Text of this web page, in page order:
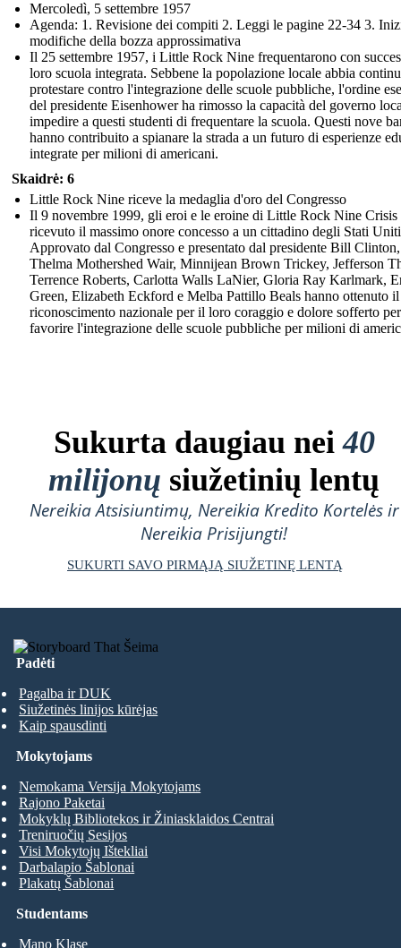
Mercoledì, 5 settembre 1957
Agenda: 1. Revisione dei compiti 2. Leggi le pagine 22-34 3.
modifiche della bozza approssimativa
Il 25 settembre 1957, i Little Rock Nine frequentarono con
loro scuola integrata. Sebbene la popolazione locale abbia
protestare contro l'integrazione delle scuole pubbliche, l'ordine
del presidente Eisenhower ha rimosso la capacità del governo
impedire a questi studenti di frequentare la scuola. Questi nove
hanno contribuito a spianare la strada a un futuro di esperienze
integrate per milioni di americani.
Skaidrė: 6
Little Rock Nine riceve la medaglia d'oro del Congresso
Il 9 novembre 1999, gli eroi e le eroine di Little Rock Nine Crisis
ricevuto il massimo onore concesso a un cittadino degli Stati
Approvato dal Congresso e presentato dal presidente Bill Clinton,
Thelma Mothershed Wair, Minnijean Brown Trickey, Jefferson
Terrence Roberts, Carlotta Walls LaNier, Gloria Ray Karlmark,
Green, Elizabeth Eckford e Melba Pattillo Beals hanno ottenuto il
riconoscimento nazionale per il loro coraggio e dolore sofferto per
favorire l'integrazione delle scuole pubbliche per milioni di
Sukurta daugiau nei40
milijonų siužetinių lentų
Nereikia Atsisiuntimų, Nereikia Kredito Kortelės ir
Nereikia Prisijungti!
SUKURTI SAVO PIRMĄJĄ SIUŽETINĘ LENTĄ
Padėti
Pagalba ir DUK
Siužetinės linijos kūrėjas
Kaip spausdinti
Studentams
Mano Klase
Mokytojams
Nemokama Versija Mokytojams
Rajono Paketai
Mokyklų Bibliotekos ir Žiniasklaidos Centrai
Treniruočių Sesijos
Visi Mokytojų Ištekliai
Darbalapio Šablonai
Plakatų Šablonai